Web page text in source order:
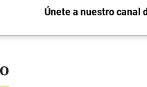
Únete a nuestro canal